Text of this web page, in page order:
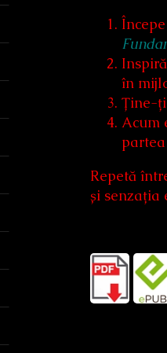
în
Ține-
Acum
Repetă
și senzația